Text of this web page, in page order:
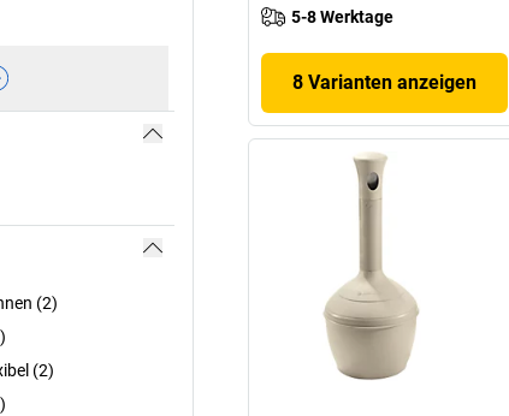
(2)
(2)
5-8 Werktage
8 Varianten anzeigen